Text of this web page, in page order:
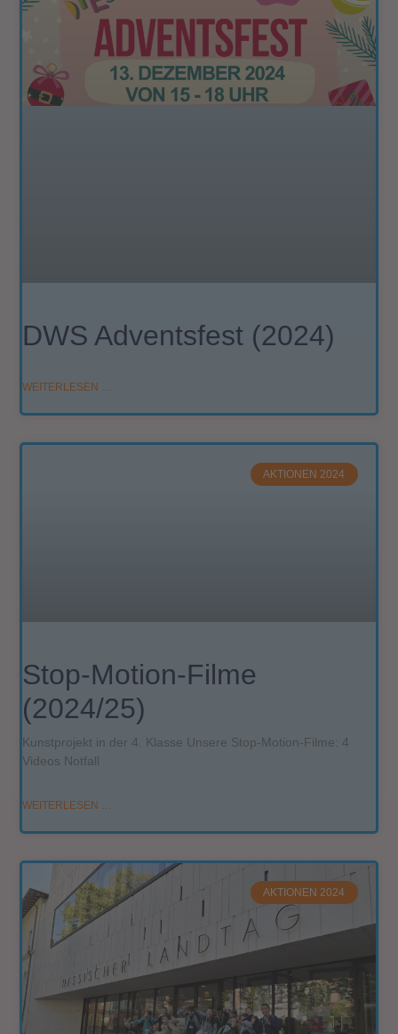
DWS Adventsfest (2024)
WEITERLESEN …
AKTIONEN 2024
Stop-Motion-Filme
(2024/25)
Kunstprojekt in der 4. Klasse Unsere Stop-Motion-Filme: 4
Videos Notfall
WEITERLESEN …
AKTIONEN 2024